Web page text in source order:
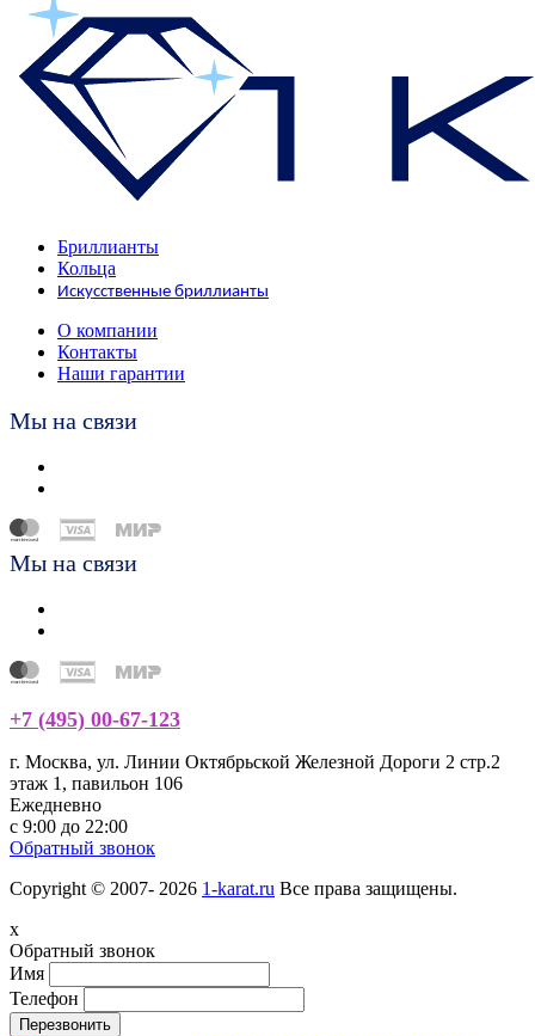
Бриллианты
Кольца
Искусственные бриллианты
О компании
Контакты
Наши гарантии
Мы на связи
Мы на связи
+7 (495) 00-67-123
г. Москва, ул. Линии Октябрьской Железной Дороги 2 стр.2
этаж 1, павильон 106
Ежедневно
с 9:00 до 22:00
Обратный звонок
Copyright © 2007- 2026 1-karat.ru Все права защищены.
x
Обратный звонок
Имя
Телефон
Перезвонить